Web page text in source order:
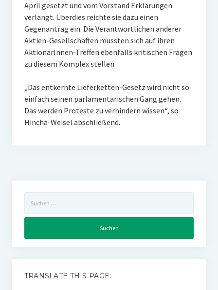
April gesetzt und vom Vorstand Erklärungen
verlangt. Überdies reichte sie dazu einen
Gegenantrag ein. Die Verantwortlichen anderer
Aktien-Gesellschaften mussten sich auf ihren
AktionärInnen-Treffen ebenfalls kritischen Fragen
zu diesem Komplex stellen.
„Das entkernte Lieferketten-Gesetz wird nicht so
einfach seinen parlamentarischen Gang gehen.
Das werden Proteste zu verhindern wissen“, so
Hincha-Weisel abschließend.
nach:
TRANSLATE THIS PAGE: